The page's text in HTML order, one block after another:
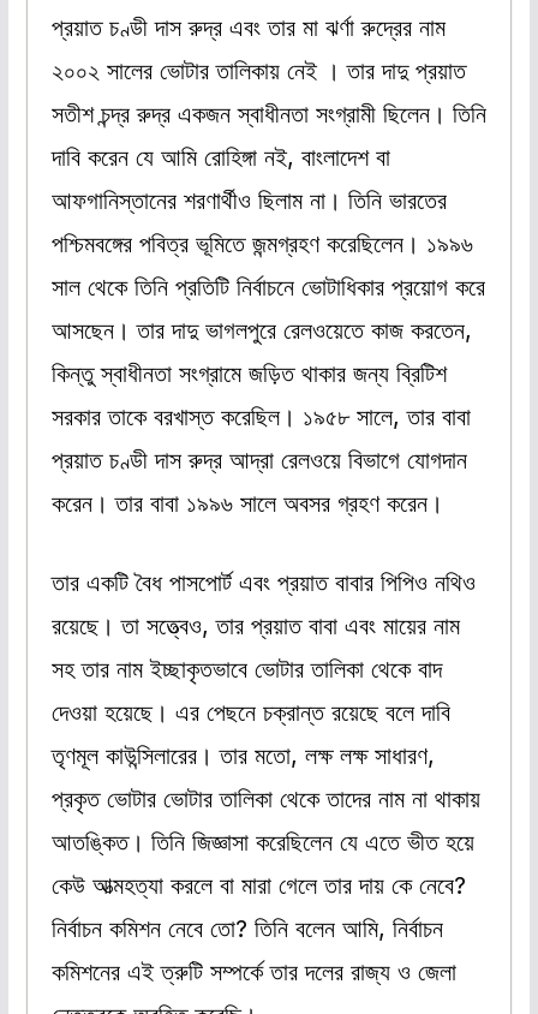
প্রয়াত চণ্ডী দাস রুদ্র এবং তার মা ঝর্ণা রুদ্রের নাম
২০০২ সালের ভোটার তালিকায় নেই । তার দাদু প্রয়াত
সতীশ চন্দ্র রুদ্র একজন স্বাধীনতা সংগ্রামী ছিলেন। তিনি
দাবি করেন যে আমি রোহিঙ্গা নই, বাংলাদেশ বা
আফগানিস্তানের শরণার্থীও ছিলাম না। তিনি ভারতের
পশ্চিমবঙ্গের পবিত্র ভূমিতে জন্মগ্রহণ করেছিলেন। ১৯৯৬
সাল থেকে তিনি প্রতিটি নির্বাচনে ভোটাধিকার প্রয়োগ করে
আসছেন। তার দাদু ভাগলপুরে রেলওয়েতে কাজ করতেন,
কিন্তু স্বাধীনতা সংগ্রামে জড়িত থাকার জন্য ব্রিটিশ
সরকার তাকে বরখাস্ত করেছিল। ১৯৫৮ সালে, তার বাবা
প্রয়াত চণ্ডী দাস রুদ্র আদ্রা রেলওয়ে বিভাগে যোগদান
করেন। তার বাবা ১৯৯৬ সালে অবসর গ্রহণ করেন।
তার একটি বৈধ পাসপোর্ট এবং প্রয়াত বাবার পিপিও নথিও
রয়েছে। তা সত্ত্বেও, তার প্রয়াত বাবা এবং মায়ের নাম
সহ তার নাম ইচ্ছাকৃতভাবে ভোটার তালিকা থেকে বাদ
দেওয়া হয়েছে। এর পেছনে চক্রান্ত রয়েছে বলে দাবি
তৃণমূল কাউন্সিলারের। তার মতো, লক্ষ লক্ষ সাধারণ,
প্রকৃত ভোটার ভোটার তালিকা থেকে তাদের নাম না থাকায়
আতঙ্কিত। তিনি জিজ্ঞাসা করেছিলেন যে এতে ভীত হয়ে
কেউ আত্মহত্যা করলে বা মারা গেলে তার দায় কে নেবে?
নির্বাচন কমিশন নেবে তো? তিনি বলেন আমি, নির্বাচন
কমিশনের এই ত্রুটি সম্পর্কে তার দলের রাজ্য ও জেলা